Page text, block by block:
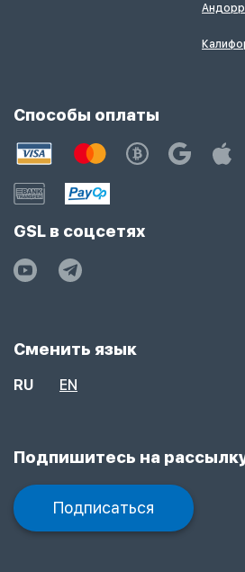
Способы оплаты
GSL в соцсетях
Сменить язык
RU EN
Подпишитесь на
Подписаться